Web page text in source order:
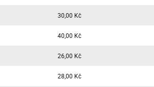
30,00 Kč
40,00 Kč
26,00 Kč
28,00 Kč